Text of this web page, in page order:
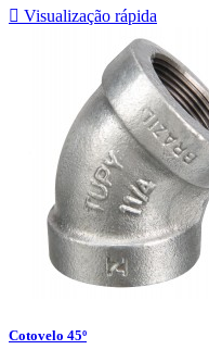
 Visualização rápida
Cotovelo 45º